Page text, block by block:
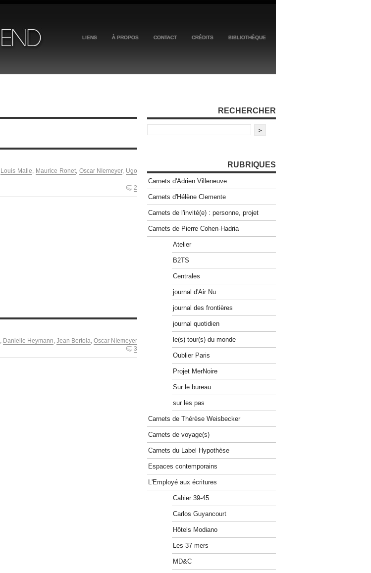
LIENS À PROPOS CONTACT CRÉDITS BIBLIOTHÈQUE
Louis Malle, Maurice Ronet, Oscar NIemeyer, Ugo
2
Danielle Heymann Jean Bertola Oscar NIemeyer
3
RECHERCHER
RUBRIQUES
Carnets d'Adrien Villeneuve
Carnets d'Hélène Clemente
Carnets de l'invité(e) : personne, projet
Carnets de Pierre Cohen-Hadria
Atelier
B2TS
Centrales
journal d'Air Nu
journal des frontières
journal quotidien
le(s) tour(s) du monde
Oublier Paris
Projet MerNoire
Sur le bureau
sur les pas
Carnets de Thérèse Weisbecker
Carnets de voyage(s)
Carnets du Label Hypothèse
Espaces contemporains
L'Employé aux écritures
Cahier 39-45
Carlos Guyancourt
Hôtels Modiano
Les 37 mers
MD&C